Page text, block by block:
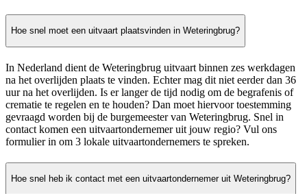
Hoe snel moet een uitvaart plaatsvinden in Weteringbrug?
In Nederland dient de Weteringbrug uitvaart binnen zes werkdagen
na het overlijden plaats te vinden. Echter mag dit niet eerder dan 36
uur na het overlijden. Is er langer de tijd nodig om de begrafenis of
crematie te regelen en te houden? Dan moet hiervoor toestemming
gevraagd worden bij de burgemeester van Weteringbrug. Snel in
contact komen een uitvaartondernemer uit jouw regio? Vul ons
formulier in om 3 lokale uitvaartondernemers te spreken.
Hoe snel heb ik contact met een uitvaartondernemer uit Weteringbrug?